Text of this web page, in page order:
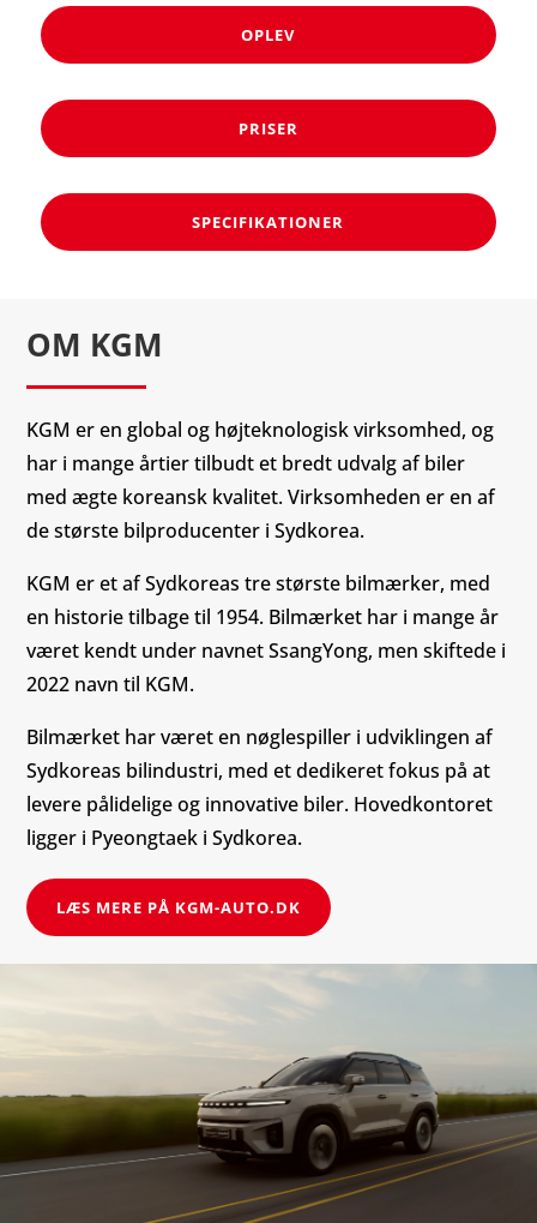
OPLEV
PRISER
SPECIFIKATIONER
OM KGM
KGM er en global og højteknologisk virksomhed, og
har i mange årtier tilbudt et bredt udvalg af biler
med ægte koreansk kvalitet. Virksomheden er en af
de største bilproducenter i Sydkorea.
KGM er et af Sydkoreas tre største bilmærker, med
en historie tilbage til 1954. Bilmærket har i mange år
været kendt under navnet SsangYong, men skiftede i
2022 navn til KGM.
Bilmærket har været en nøglespiller i udviklingen af ​​
Sydkoreas bilindustri, med et dedikeret fokus på at
levere pålidelige og innovative biler. Hovedkontoret
ligger i Pyeongtaek i Sydkorea.
LÆS MERE PÅ KGM-AUTO.DK